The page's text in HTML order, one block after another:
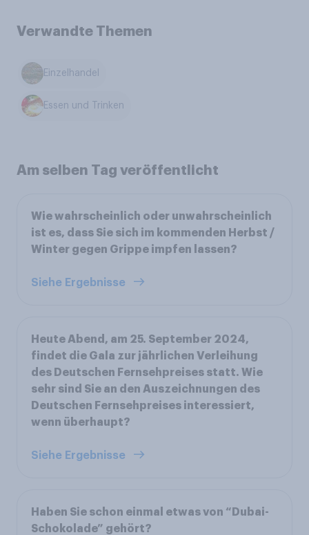
Verwandte Themen
Einzelhandel
Essen und Trinken
Am selben Tag veröffentlicht
Wie wahrscheinlich oder unwahrscheinlich
ist es, dass Sie sich im kommenden Herbst /
Winter gegen Grippe impfen lassen?
Siehe Ergebnisse
Heute Abend, am 25. September 2024,
findet die Gala zur jährlichen Verleihung
des Deutschen Fernsehpreises statt. Wie
sehr sind Sie an den Auszeichnungen des
Deutschen Fernsehpreises interessiert,
wenn überhaupt?
Siehe Ergebnisse
Haben Sie schon einmal etwas von “Dubai-
Schokolade” gehört?